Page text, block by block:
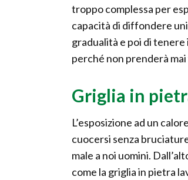
troppo complessa per
capacità di diffondere
gradualità e poi di
perché non prenderà
Griglia in
L’esposizione ad un
cuocersi senza
male a noi uomini.
come la griglia in pietra